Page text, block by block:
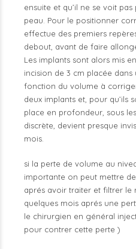
ensuite et qu’il ne se voit
peau. Pour le positionner
effectue des premiers
debout, avant de faire
Les implants sont alors mis
incision de 3 cm placée
fonction du volume à
deux implants et, pour qu’ils
place en profondeur, sous
discrète, devient presque
mois.
si la perte de volume au
importante on peut mettre
aprés avoir traiter et filtrer le
quelques mois aprés une
le chirurgien en général
pour contrer cette perte )